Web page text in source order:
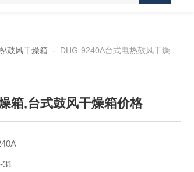
\鼓风干燥箱 - DHG-9240A台式电热鼓风干燥箱,台式鼓风干燥箱价格
箱,台式鼓风干燥箱价格
31